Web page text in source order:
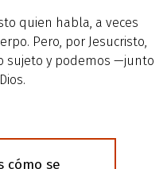
quien habla, a veces
Pero, por Jesucristo,
sujeto y podemos —junto
cómo se